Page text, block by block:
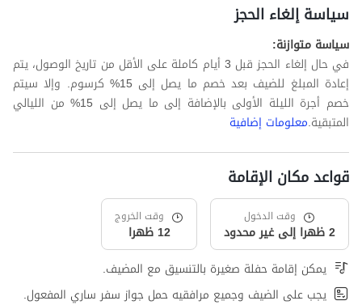
سياسة إلغاء الحجز
سياسة متوازنة:
في حال إلغاء الحجز قبل 3 أيام كاملة على الأقل من تاريخ الوصول، يتم
إعادة المبلغ للضيف بعد خصم ما يصل إلى 15% كرسوم. وإلا سيتم
خصم أجرة الليلة الأولى بالإضافة إلى ما يصل إلى 15% من الليالي
المتبقية.معلومات إضافية
قواعد مكان الإقامة
وقت الدخول
2 ظهرا إلى غير محدود
وقت الخروج
12 ظهرا
يمكن إقامة حفلة صغيرة بالتنسيق مع المضيف.
يجب على الضيف وجميع مرافقيه حمل جواز سفر ساري المفعول.